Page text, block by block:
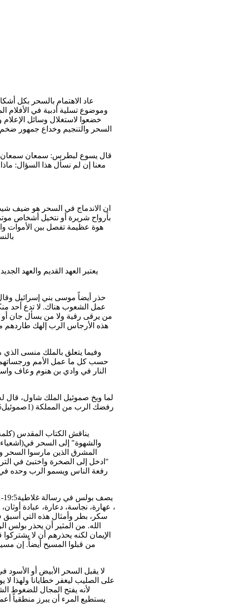
عاد الاهتمام بالسحر بكل
خضعوا لاستغلال وسائل
السحر والتنجيم وخداع جمهور ضخم
معنا إن لم نسأل هذا السؤال:
ان الاندماج في السحر هو ضيف
بأرواح شريرة أو نتخيل أشخاص
يعتبر العهد القديم والعهد
حذر أيضاً موسى بني إسرائيل
عمل الشعوب هناك. لا تدع أحد
من يرقى رقية ولا من يسأل جان
هذه الأرجاس الرب إلهك طاردهم
وفيما يتعلق بالملك منسى
النار في وادي بن هنوم وعاف
لما وبخ صموئيل الملك شاول، قال
يناقش الكتاب المقدس
المشرق الذين مارسوا السحر
"ادخل إلى الصخرة واختبئ في
، عهارة، نجاسة، دعارة، عبادة
سكر، بطر وأمثال هذه التي
الله. من المثير أن يحذر
الإيمان لكنه يحذرهم أن لا
من قبلوا المسيح أيضاً. إن
لا يقبل السحر الأبيض أو
على الصليب ليغفر خطايانا ولهذا
لأنه يفتح المجال للضغوط
يستطيع المرء أن يبرز منطقياً